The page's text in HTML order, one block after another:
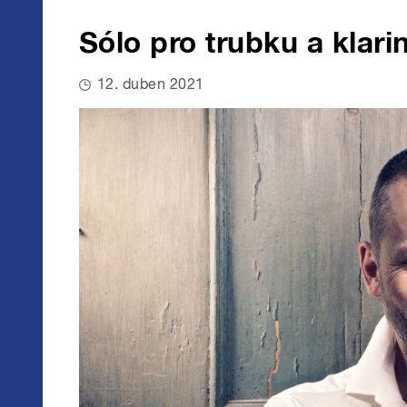
Sólo pro trubku a
12. duben 2021